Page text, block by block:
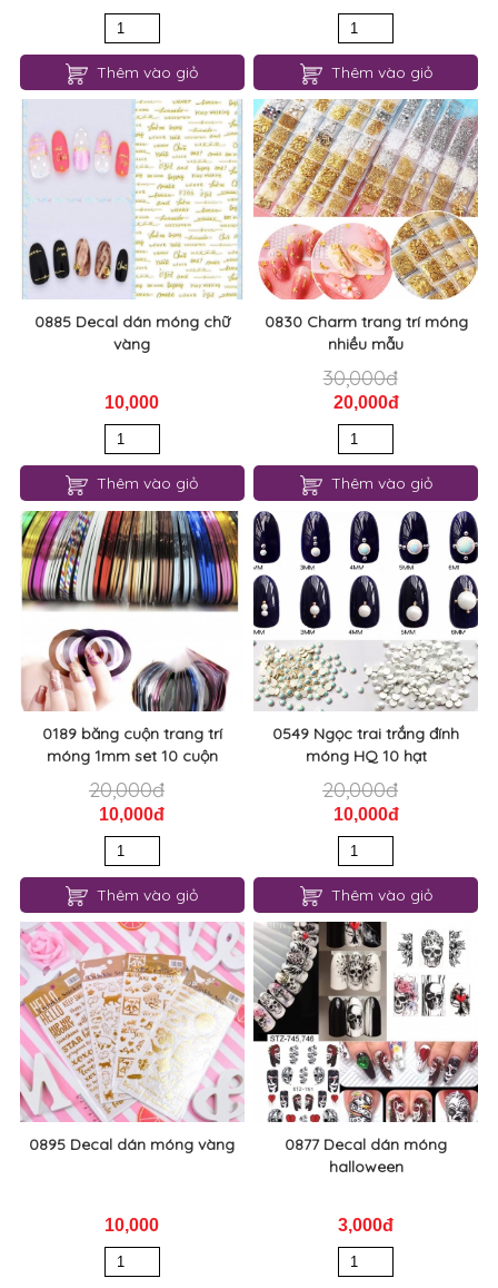
Thêm vào giỏ Thêm vào giỏ
0885 Decal dán móng chữ
vàng
10,000
Thêm vào giỏ
0830 Charm trang trí móng
nhiều mẫu
30,000đ
20,000đ
Thêm vào giỏ
0189 băng cuộn trang trí
móng 1mm set 10 cuộn
20,000đ
10,000đ
Thêm vào giỏ
0549 Ngọc trai trắng đính
móng HQ 10 hạt
20,000đ
10,000đ
Thêm vào giỏ
0895 Decal dán móng vàng
10,000
0877 Decal dán móng
halloween
3,000đ